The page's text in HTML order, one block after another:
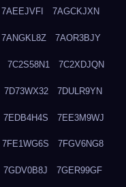
7AEEJVFI 7AGCKJXN
7ANGKL8Z 7AOR3BJY
7C2S58N1 7C2XDJQN
7D73WX32 7DULR9YN
7EDB4H4S 7EE3M9WJ
7FE1WG6S 7FGV6NG8
7GDV0B8J 7GER99GF